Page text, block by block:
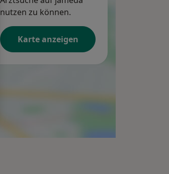
nutzen zu können.
Karte anzeigen